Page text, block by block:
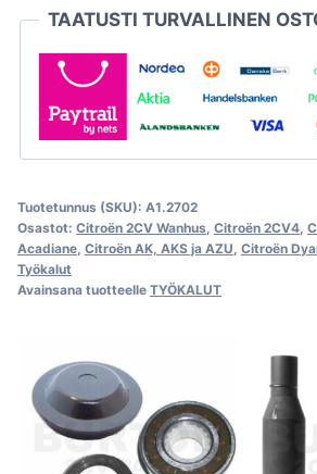
hylsy-
yhdistelmä
määrä
TAATUSTI TURVALLINEN
Tuotetunnus (SKU): A1.2702
Osastot: Citroën 2CV Wanhus Citroën 2CV4
Acadiane Citroën AK, AKS ja AZU Citroën
Työkalut
Avainsana tuotteelle TYÖKALUT